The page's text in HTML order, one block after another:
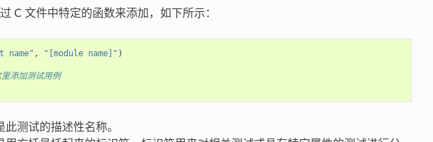
C 文件中特定的函数来添加，如下所示：
name" , "[module name]" )
添加测试用例
此测试的描述性名称。